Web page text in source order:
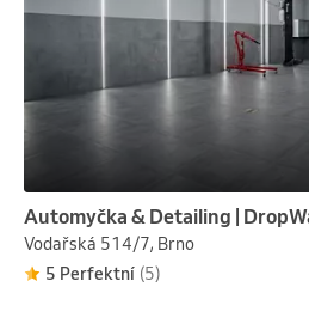
Automyčka & Detailing |
Vodařská 514/7, Brno
5 Perfektní (5)